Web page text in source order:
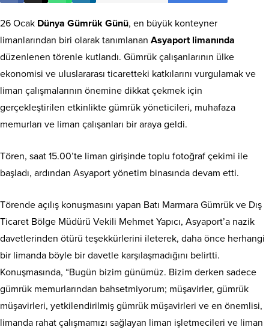
26 Ocak Dünya Gümrük Günü, en büyük konteyner
limanlarından biri olarak tanımlanan Asyaport limanında
düzenlenen törenle kutlandı. Gümrük çalışanlarının ülke
ekonomisi ve uluslararası ticaretteki katkılarını vurgulamak ve
liman çalışmalarının önemine dikkat çekmek için
gerçekleştirilen etkinlikte gümrük yöneticileri, muhafaza
memurları ve liman çalışanları bir araya geldi.
Tören, saat 15.00’te liman girişinde toplu fotoğraf çekimi ile
başladı, ardından Asyaport yönetim binasında devam etti.
Törende açılış konuşmasını yapan Batı Marmara Gümrük ve Dış
Ticaret Bölge Müdürü Vekili Mehmet Yapıcı, Asyaport’a nazik
davetlerinden ötürü teşekkürlerini ileterek, daha önce herhangi
bir limanda böyle bir davetle karşılaşmadığını belirtti.
Konuşmasında, “Bugün bizim günümüz. Bizim derken sadece
gümrük memurlarından bahsetmiyorum; müşavirler, gümrük
müşavirleri, yetkilendirilmiş gümrük müşavirleri ve en önemlisi,
limanda rahat çalışmamızı sağlayan liman işletmecileri ve liman